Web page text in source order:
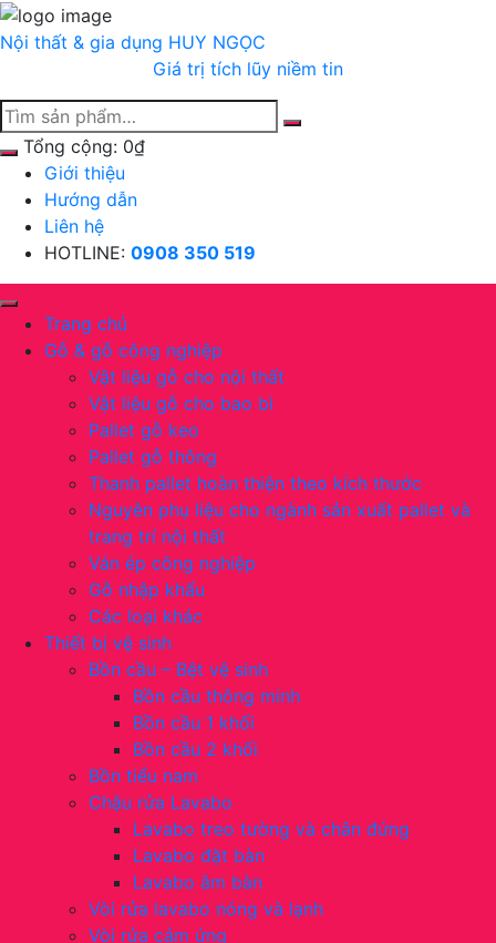
Chuyển
tới
Nội thất & gia dụng HUY NGỌC
Giá trị tích lũy niềm tin
Tổng cộng: 0₫
Giới thiệu
Hướng dẫn
Liên hệ
HOTLINE: 0908 350 519
Trang chủ
Gỗ & gỗ công nghiệp
Vật liệu gỗ cho nội thất
Vật liệu gỗ cho bao bì
Pallet gỗ keo
Pallet gỗ thông
Thanh pallet hoàn thiện theo kích thước
Nguyên phụ liệu cho ngành sản xuất pallet và
trang trí nội thất
Ván ép công nghiệp
Gỗ nhập khẩu
Các loại khác
Thiết bị vệ sinh
Bồn cầu – Bệt vệ sinh
Bồn cầu thông minh
Bồn cầu 1 khối
Bồn cầu 2 khối
Bồn tiểu nam
Chậu rửa Lavabo
Lavabo treo tường và chân đứng
Lavabo đặt bàn
Lavabo âm bàn
Vòi rửa lavabo nóng và lạnh
Vòi rửa cảm ứng